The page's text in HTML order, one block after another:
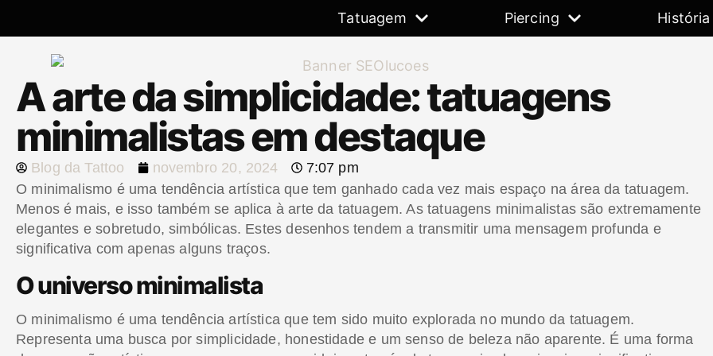
Tatuagem Piercing História
A arte da simplicidade: tatuagens
minimalistas em destaque
Blog da Tattoo novembro 20, 2024
7:07 pm
O minimalismo é uma tendência artística que tem ganhado cada vez mais espaço na área da tatuagem.
Menos é mais, e isso também se aplica à arte da tatuagem. As tatuagens minimalistas são extremamente
elegantes e sobretudo, simbólicas. Estes desenhos tendem a transmitir uma mensagem profunda e
significativa com apenas alguns traços.
O universo minimalista
O minimalismo é uma tendência artística que tem sido muito explorada no mundo da tatuagem.
Representa uma busca por simplicidade, honestidade e um senso de beleza não aparente. É uma forma